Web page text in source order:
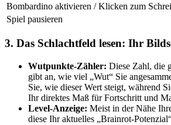
Bombardino aktivieren / Klicken zum
Spiel pausieren
3. Das Schlachtfeld lesen: Ihr
Wutpunkte-Zähler: Diese Zahl, die
gibt an, wie viel „Wut“ Sie
Sie, wie dieser Wert steigt, während
Ihr direktes Maß für Fortschritt und
Level-Anzeige: Meist in der Nähe
diese Ihr aktuelles „Brainrot-